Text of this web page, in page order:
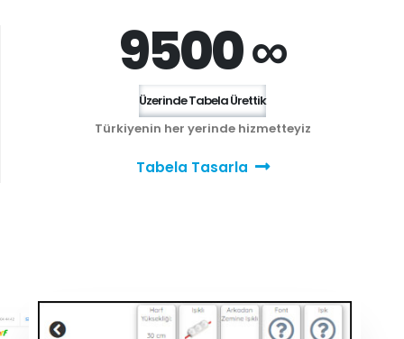
9500 ∞
Üzerinde Tabela Ürettik
Türkiyenin her yerinde hizmetteyiz
Tabela Tasarla